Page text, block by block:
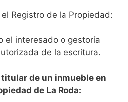
Registro de la Propiedad:
el interesado o gestoría
de la escritura.
de un inmueble en
de La Roda: